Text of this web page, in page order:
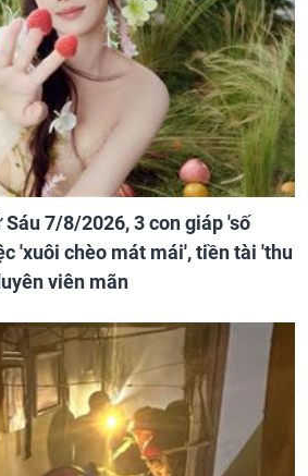
7/8/2026, 3 con giáp 'số
'xuôi chèo mát mái', tiền tài 'thu
viên mãn